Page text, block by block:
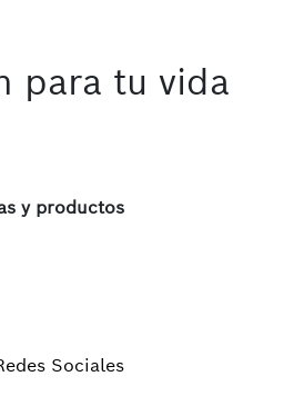
para tu vida
y productos
Sociales